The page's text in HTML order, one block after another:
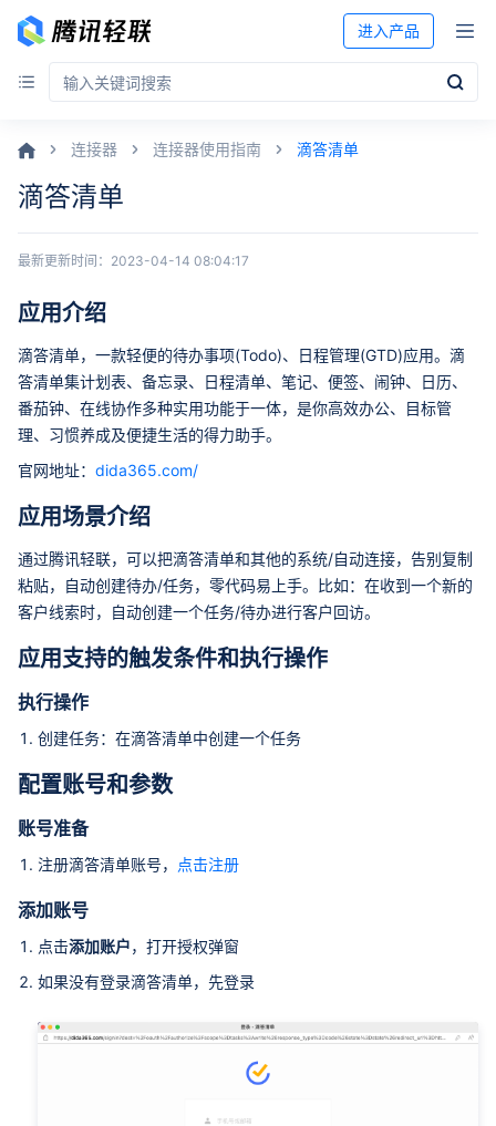
进入产品
连接器 连接器使用指南 滴答清单
滴答清单
最新更新时间： 2023-04-14 08:04:17
应用介绍
滴答清单，一款轻便的待办事项(Todo)、日程管理(GTD)应用。滴
答清单集计划表、备忘录、日程清单、笔记、便签、闹钟、日历、
番茄钟、在线协作多种实用功能于一体，是你高效办公、目标管
理、习惯养成及便捷生活的得力助手。
官网地址： dida365.com/
应用场景介绍
通过腾讯轻联，可以把滴答清单和其他的系统/自动连接，告别复制
粘贴，自动创建待办/任务，零代码易上手。比如：在收到一个新的
客户线索时，自动创建一个任务/待办进行客户回访。
应用支持的触发条件和执行操作
执行操作
创建任务：在滴答清单中创建一个任务
配置账号和参数
账号准备
注册滴答清单账号， 点击注册
添加账号
点击添加账户，打开授权弹窗
如果没有登录滴答清单，先登录